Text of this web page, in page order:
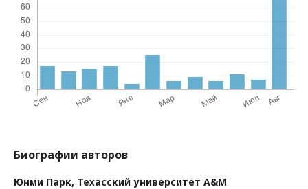
Биографии авторов
Юнми Парк, Техасский университет A&M